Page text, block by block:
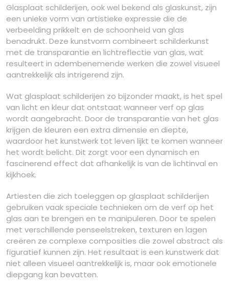
Glasplaat schilderijen, ook wel bekend als glaskunst, zijn
een unieke vorm van artistieke expressie die de
verbeelding prikkelt en de schoonheid van glas
benadrukt. Deze kunstvorm combineert schilderkunst
met de transparantie en lichtreflectie van glas, wat
resulteert in adembenemende werken die zowel visueel
aantrekkelijk als intrigerend zijn.
Wat glasplaat schilderijen zo bijzonder maakt, is het spel
van licht en kleur dat ontstaat wanneer verf op glas
wordt aangebracht. Door de transparantie van het glas
krijgen de kleuren een extra dimensie en diepte,
waardoor het kunstwerk tot leven lijkt te komen wanneer
het wordt belicht. Dit zorgt voor een dynamisch en
fascinerend effect dat afhankelijk is van de lichtinval en
kijkhoek.
Artiesten die zich toeleggen op glasplaat schilderijen
gebruiken vaak speciale technieken om de verf op het
glas aan te brengen en te manipuleren. Door te spelen
met verschillende penseelstreken, texturen en lagen
creëren ze complexe composities die zowel abstract als
figuratief kunnen zijn. Het resultaat is een kunstwerk dat
niet alleen visueel aantrekkelijk is, maar ook emotionele
diepgang kan bevatten.